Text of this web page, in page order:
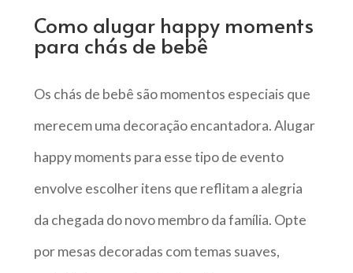
Como alugar happy moments
para chás de bebê
Os chás de bebê são momentos especiais que
merecem uma decoração encantadora. Alugar
happy moments para esse tipo de evento
envolve escolher itens que reflitam a alegria
da chegada do novo membro da família. Opte
por mesas decoradas com temas suaves,